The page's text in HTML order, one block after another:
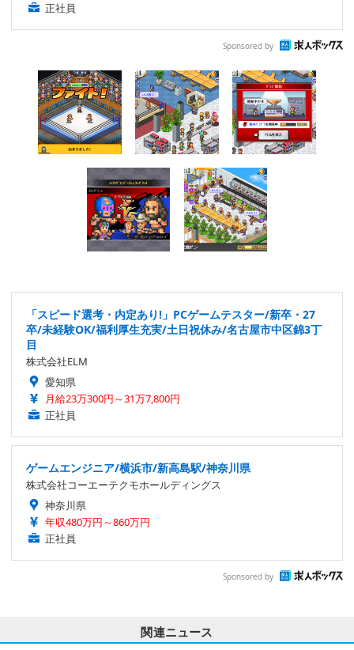
正社員
Sponsored by
「スピード選考・内定あり!」PCゲームテスター/新卒・27
卒/未経験OK/福利厚生充実/土日祝休み/名古屋市中区錦3丁
目
株式会社ELM
愛知県
月給23万300円～31万7,800円
正社員
ゲームエンジニア/横浜市/新高島駅/神奈川県
株式会社コーエーテクモホールディングス
神奈川県
年収480万円～860万円
正社員
Sponsored by
関連ニュース